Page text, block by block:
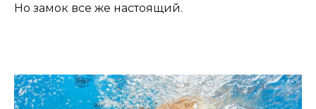
Но замок все же настоящий.